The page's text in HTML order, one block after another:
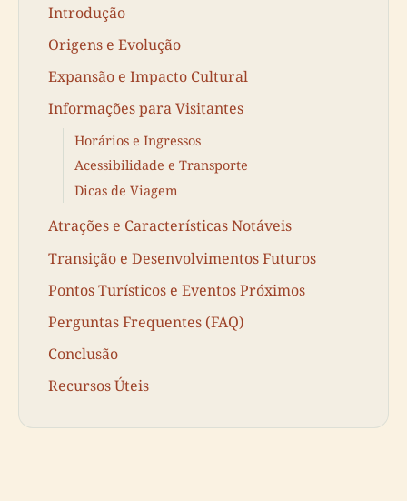
Introdução
Origens e Evolução
Expansão e Impacto Cultural
Informações para Visitantes
Horários e Ingressos
Acessibilidade e Transporte
Dicas de Viagem
Atrações e Características Notáveis
Transição e Desenvolvimentos Futuros
Pontos Turísticos e Eventos Próximos
Perguntas Frequentes (FAQ)
Conclusão
Recursos Úteis